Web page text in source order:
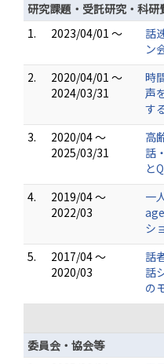
研究課題・受託研究・科研
1.
2023/04/01 ～
話
ン
2.
2020/04/01 ～
2024/03/31
時
声
す
3.
2020/04 ～
2025/03/31
高
話
と
4.
2019/04 ～
2022/03
一
シ
5.
2017/04 ～
2020/03
話
話
の
委員会・協会等